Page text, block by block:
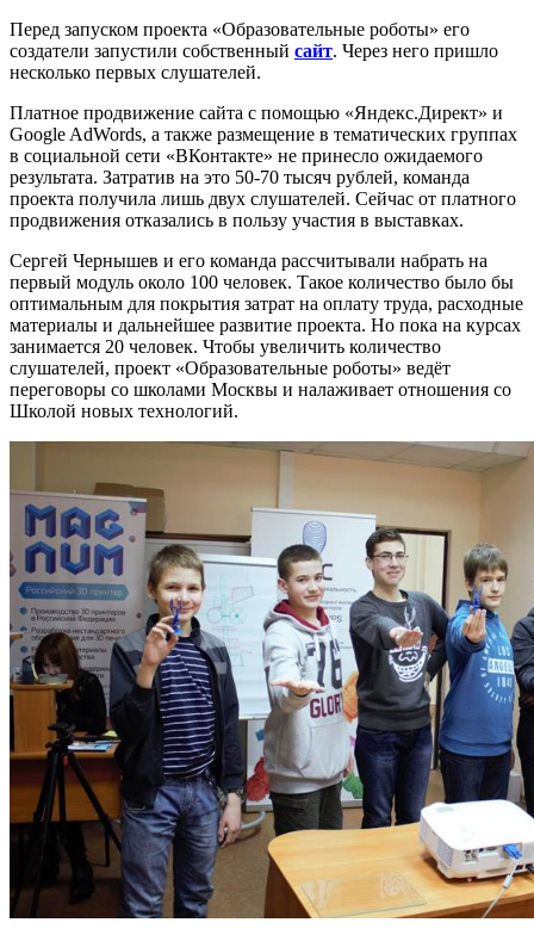
Перед запуском проекта «Образовательные роботы» его
создатели запустили собственный сайт. Через него пришло
несколько первых слушателей.
Платное продвижение сайта с помощью «Яндекс.Директ» и
Google AdWords, а также размещение в тематических группах
в социальной сети «ВКонтакте» не принесло ожидаемого
результата. Затратив на это 50-70 тысяч рублей, команда
проекта получила лишь двух слушателей. Сейчас от платного
продвижения отказались в пользу участия в выставках.
Сергей Чернышев и его команда рассчитывали набрать на
первый модуль около 100 человек. Такое количество было бы
оптимальным для покрытия затрат на оплату труда, расходные
материалы и дальнейшее развитие проекта. Но пока на курсах
занимается 20 человек. Чтобы увеличить количество
слушателей, проект «Образовательные роботы» ведёт
переговоры со школами Москвы и налаживает отношения со
Школой новых технологий.